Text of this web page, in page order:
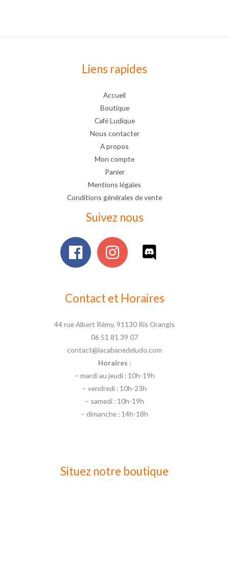
Liens rapides
Accueil
Boutique
Café Ludique
Nous contacter
A propos
Mon compte
Panier
Mentions légales
Conditions générales de vente
Suivez nous
Contact et Horaires
44 rue Albert Rémy, 91130 Ris Orangis
06 51 81 39 07
contact@lacabanedeludo.com
Horaires :
– mardi au jeudi : 10h-19h
– vendredi : 10h-23h
– samedi : 10h-19h
– dimanche : 14h-18h
Situez notre boutique